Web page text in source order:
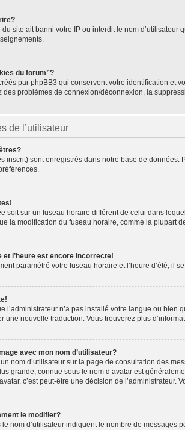
du site ait banni votre IP ou interdit le nom
du forum”?
par phpBB3 qui conservent votre identification et
des problèmes de connexion/déconnexion, la
de l’utilisateur
inscrit) sont enregistrés dans notre base de données.
soit sur un fuseau horaire différent de celui dans
la modification du fuseau horaire, comme la plupart
et l’heure est encore incorrecte!
paramétré votre fuseau horaire et l’heure d’été, il
l’administrateur n’a pas installé votre langue ou
une nouvelle traduction. Vous trouverez plus
avec mon nom d’utilisateur?
un nom d’utilisateur sur la page de consultation des
grande, connue sous le nom d’avatar est
c’est peut-être une décision de
le modifier?
nom d’utilisateur indiquent le nombre de